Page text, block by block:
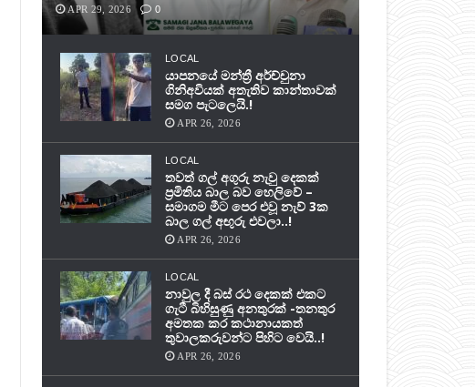
APR 29, 2026 0
LOCAL
යාපනයේ මන්ත්‍රී අර්ච්චුනා
ගිනිඅවියක් අතැතිව කාන්තාවක්
සමග පැටලෙයි.!
APR 26, 2026
LOCAL
තවත් ගල් අගුරු නැවු දෙකක්
ප‍්‍රමිතිය බාල බව හෙලිවේ –
සමාගම මීට පෙර එවූ නැව් 3ක
බාල ගල් අඟුරු එවලා..!
APR 26, 2026
LOCAL
නාවුල දී බස් රථ දෙකක් එකට
ගැටී බිහිසුණු අනතුරක් -තනතුර
අමතක කර කථානායකත්
තුවාලකරුවන්ට පිහිට වෙයි..!
APR 26, 2026